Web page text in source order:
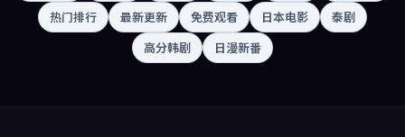
热门排行
最新更新 免费观看 日本电影
泰剧
高分韩剧
日漫新番